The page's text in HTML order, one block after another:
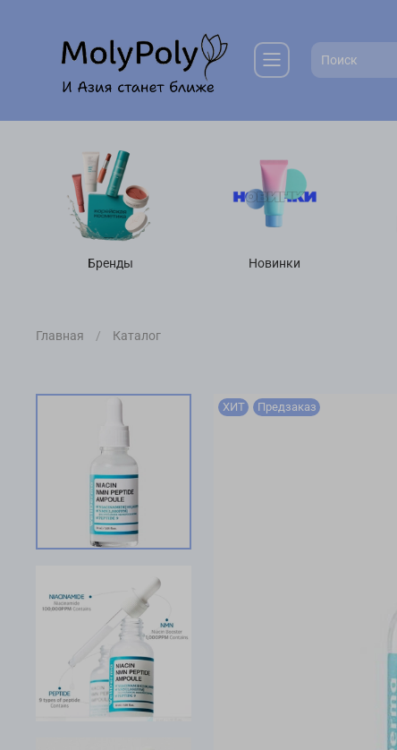
Бренды Новинки
Главная Каталог
ХИТ Предзаказ